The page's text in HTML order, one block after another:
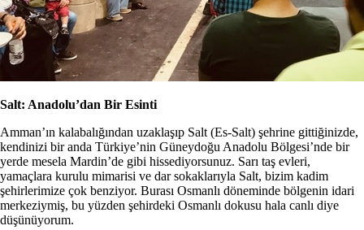
Salt: Anadolu’dan Bir Esinti
Amman’ın kalabalığından uzaklaşıp Salt (Es-Salt) şehrine gittiğinizde,
kendinizi bir anda Türkiye’nin Güneydoğu Anadolu Bölgesi’nde bir
yerde mesela Mardin’de gibi hissediyorsunuz. Sarı taş evleri,
yamaçlara kurulu mimarisi ve dar sokaklarıyla Salt, bizim kadim
şehirlerimize çok benziyor. Burası Osmanlı döneminde bölgenin idari
merkeziymiş, bu yüzden şehirdeki Osmanlı dokusu hala canlı diye
düşünüyorum.